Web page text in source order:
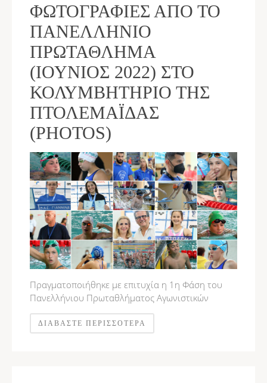
ΦΩΤΟΓΡΑΦΊΕΣ ΑΠΌ ΤΟ
ΠΑΝΕΛΛΉΝΙΟ
ΠΡΩΤΆΘΛΗΜΑ
(ΙΟΎΝΙΟΣ 2022) ΣΤΟ
ΚΟΛΥΜΒΗΤΉΡΙΟ ΤΗΣ
ΠΤΟΛΕΜΑΪ́ΔΑΣ
(PHOTOS)
Πραγματοποιήθηκε με επιτυχία η 1η Φάση του
Πανελλήνιου Πρωταθλήματος Αγωνιστικών
ΔΙΑΒΆΣΤΕ ΠΕΡΙΣΣΌΤΕΡΑ